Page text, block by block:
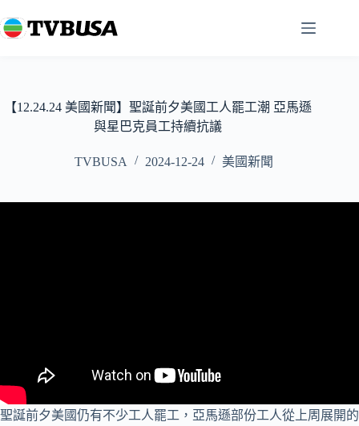
至
【12.24.24 美國新聞】聖誕前夕美國工人罷工潮 亞馬遜
與星巴克員工持續抗議
TVBUSA 2024-12-24 美國新聞
聖誕前夕美國仍有不少工人罷工，亞馬遜部份工人從上周展開的